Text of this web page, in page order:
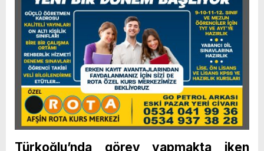
Türkoğlu’nda görev yapmakta iken